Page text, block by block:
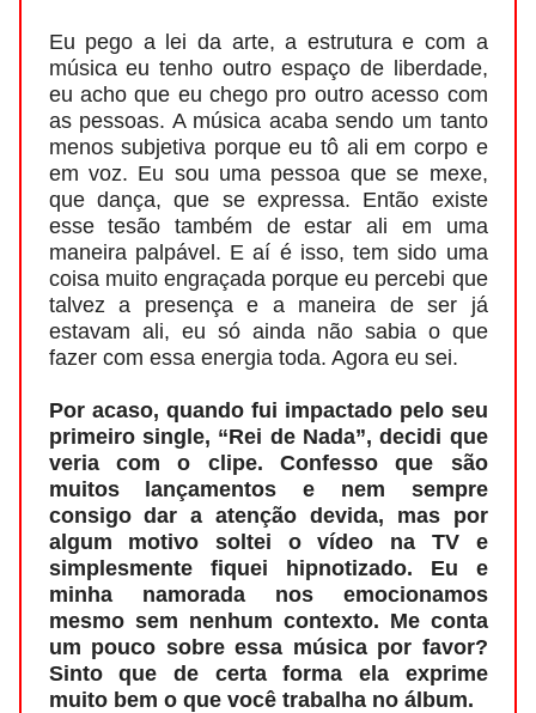
Eu pego a lei da arte, a estrutura e com a
música eu tenho outro espaço de liberdade,
eu acho que eu chego pro outro acesso com
as pessoas. A música acaba sendo um tanto
menos subjetiva porque eu tô ali em corpo e
em voz. Eu sou uma pessoa que se mexe,
que dança, que se expressa. Então existe
esse tesão também de estar ali em uma
maneira palpável. E aí é isso, tem sido uma
coisa muito engraçada porque eu percebi que
talvez a presença e a maneira de ser já
estavam ali, eu só ainda não sabia o que
fazer com essa energia toda. Agora eu sei.
Por acaso, quando fui impactado pelo seu
primeiro single, “Rei de Nada”, decidi que
veria com o clipe. Confesso que são
muitos lançamentos e nem sempre
consigo dar a atenção devida, mas por
algum motivo soltei o vídeo na TV e
simplesmente fiquei hipnotizado. Eu e
minha namorada nos emocionamos
mesmo sem nenhum contexto. Me conta
um pouco sobre essa música por favor?
Sinto que de certa forma ela exprime
muito bem o que você trabalha no álbum.